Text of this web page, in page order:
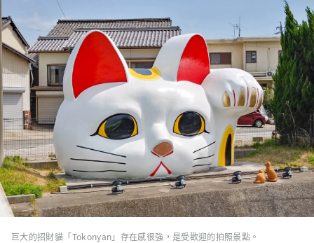
巨大的招財貓「Tokonyan」存在感很強，是受歡迎的拍照景點。